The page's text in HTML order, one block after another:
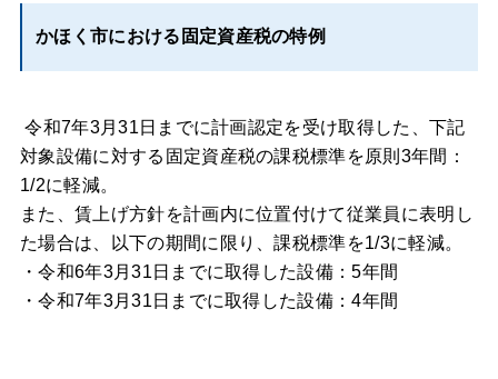
かほく市における固定資産税の特例
令和7年3月31日までに計画認定を受け取得した、下記
対象設備に対する固定資産税の課税標準を原則3年間：
1/2に軽減。
また、賃上げ方針を計画内に位置付けて従業員に表明し
た場合は、以下の期間に限り、課税標準を1/3に軽減。
・令和6年3月31日までに取得した設備：5年間
・令和7年3月31日までに取得した設備：4年間